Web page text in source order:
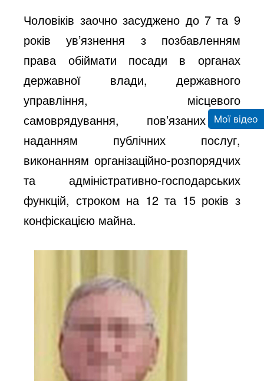
Чоловіків заочно засуджено до 7 та 9
років ув’язнення з позбавленням
права обіймати посади в органах
державної влади, державного
управління, місцевого
самоврядування, пов’язаних із
наданням публічних послуг,
виконанням організаційно-розпорядчих
та адміністративно-господарських
функцій, строком на 12 та 15 років з
конфіскацією майна.
Мої відео